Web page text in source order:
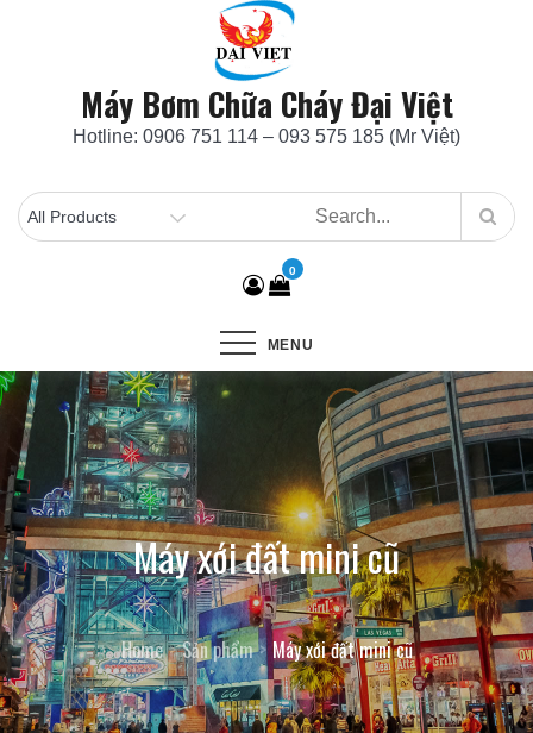
Máy Bơm Chữa Cháy Đại Việt
Hotline: 0906 751 114 – 093 575 185 (Mr Việt)
0
MENU
Máy xới đất mini cũ
Home Sản phẩm Máy xới đất mini cũ